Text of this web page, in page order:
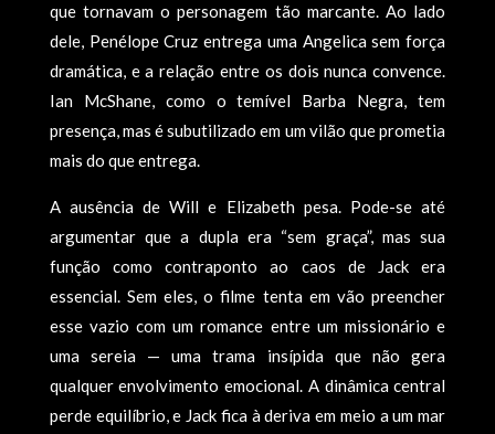
que tornavam o personagem tão marcante. Ao lado
dele, Penélope Cruz entrega uma Angelica sem força
dramática, e a relação entre os dois nunca convence.
Ian McShane, como o temível Barba Negra, tem
presença, mas é subutilizado em um vilão que prometia
mais do que entrega.
A ausência de Will e Elizabeth pesa. Pode-se até
argumentar que a dupla era “sem graça”, mas sua
função como contraponto ao caos de Jack era
essencial. Sem eles, o filme tenta em vão preencher
esse vazio com um romance entre um missionário e
uma sereia — uma trama insípida que não gera
qualquer envolvimento emocional. A dinâmica central
perde equilíbrio, e Jack fica à deriva em meio a um mar